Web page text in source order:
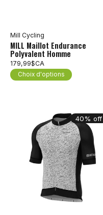
Mill Cycling
MILL Maillot Endurance
Polyvalent Homme
179,99$CA
Choix d'options
40% off